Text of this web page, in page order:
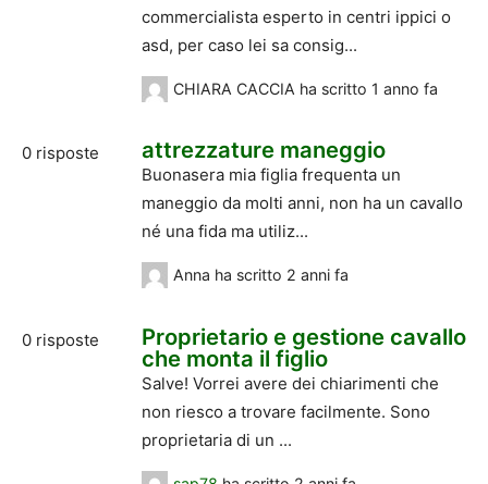
commercialista esperto in centri ippici o
asd, per caso lei sa consig...
CHIARA CACCIA ha scritto 1 anno fa
0 risposte attrezzature maneggio
Buonasera mia figlia frequenta un
maneggio da molti anni, non ha un cavallo
né una fida ma utiliz...
Anna ha scritto 2 anni fa
0 risposte
Proprietario e gestione cavallo
che monta il figlio
Salve! Vorrei avere dei chiarimenti che
non riesco a trovare facilmente. Sono
proprietaria di un ...